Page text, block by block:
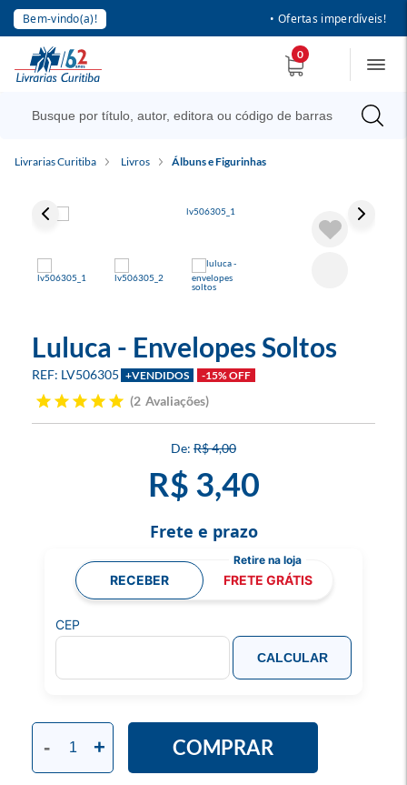
Bem-vindo(a)! • Ofertas imperdíveis!
0
Livrarias Curitiba Livros Álbuns e Figurinhas
Luluca - Envelopes Soltos
LV506305 +VENDIDOS -15% OFF
2 Avaliações
R$ 4,00
R$ 3,40
- + COMPRAR
Frete e prazo
RECEBER FRETE GRÁTIS
CEP
CALCULAR